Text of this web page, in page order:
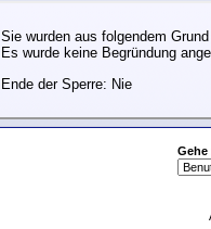
Sie wurden aus folgendem
Es wurde keine Begründung
Ende der Sperre: Nie
Gehe